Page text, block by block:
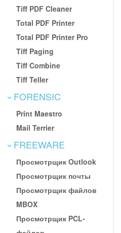
Tiff PDF Cleaner
Total PDF Printer
Total PDF Printer Pro
Tiff Paging
Tiff Combine
Tiff Teller
FORENSIC
Print Maestro
Mail Terrier
FREEWARE
Просмотрщик Outlook
Просмотрщик почты
Просмотрщик файлов
MBOX
Просмотрщик PCL-